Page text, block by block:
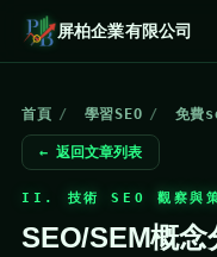
屏柏企業有限公司
首頁 / 學習SEO / 免費
← 返回文章列表
II. 技術 SEO 觀察與
SEO/SEM概